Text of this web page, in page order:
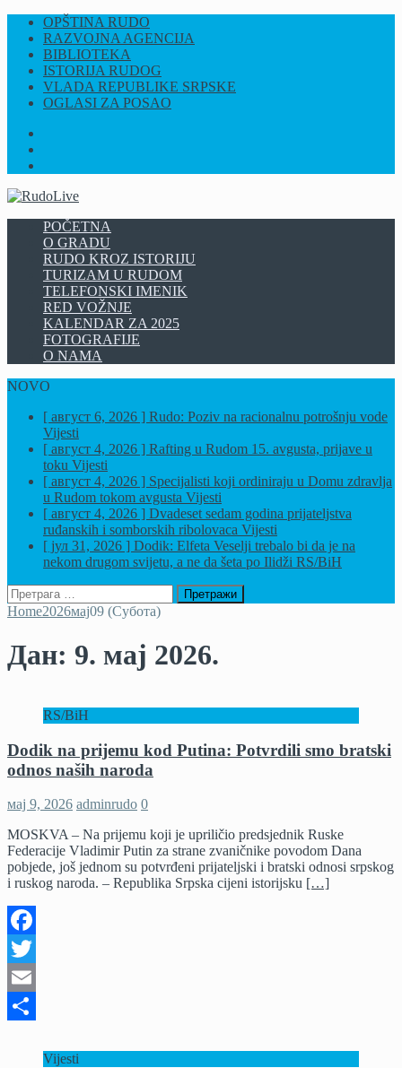
OPŠTINA RUDO
RAZVOJNA AGENCIJA
BIBLIOTEKA
ISTORIJA RUDOG
VLADA REPUBLIKE SRPSKE
OGLASI ZA POSAO
POČETNA
O GRADU
RUDO KROZ ISTORIJU
TURIZAM U RUDOM
TELEFONSKI IMENIK
RED VOŽNJE
KALENDAR ZA 2025
FOTOGRAFIJE
O NAMA
NOVO
[ август 6, 2026 ] Rudo: Poziv na racionalnu potrošnju vode
Vijesti
[ август 4, 2026 ] Rafting u Rudom 15. avgusta, prijave u
toku Vijesti
[ август 4, 2026 ] Specijalisti koji ordiniraju u Domu zdravlja
u Rudom tokom avgusta Vijesti
[ август 4, 2026 ] Dvadeset sedam godina prijateljstva
ruđanskih i somborskih ribolovaca Vijesti
[ јул 31, 2026 ] Dodik: Elfeta Veselji trebalo bi da je na
nekom drugom svijetu, a ne da šeta po Ilidži RS/BiH
Претрага
за:
Home2026мај09 (Субота)
Дан: 9. мај 2026.
RS/BiH
Dodik na prijemu kod Putina: Potvrdili smo bratski
odnos naših naroda
мај 9, 2026 adminrudo 0
MOSKVA – Na prijemu koji je upriličio predsjednik Ruske
Federacije Vladimir Putin za strane zvaničnike povodom Dana
pobjede, još jednom su potvrđeni prijateljski i bratski odnosi srpskog
i ruskog naroda. – Republika Srpska cijeni istorijsku […]
Facebook
Twitter
Email
Vijesti